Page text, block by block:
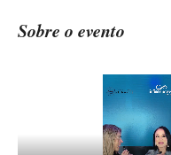
Sobre o evento